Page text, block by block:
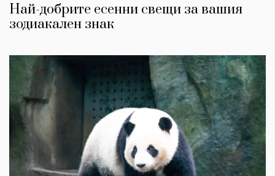
Най-добрите есенни свещи за вашия
зодиакален знак